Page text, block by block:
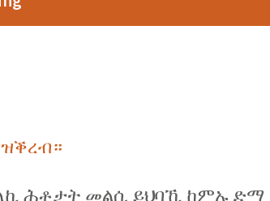
ዝቕረብ።
ሕቶታት መልሲ ይህባኺ ከምኡ ድማ